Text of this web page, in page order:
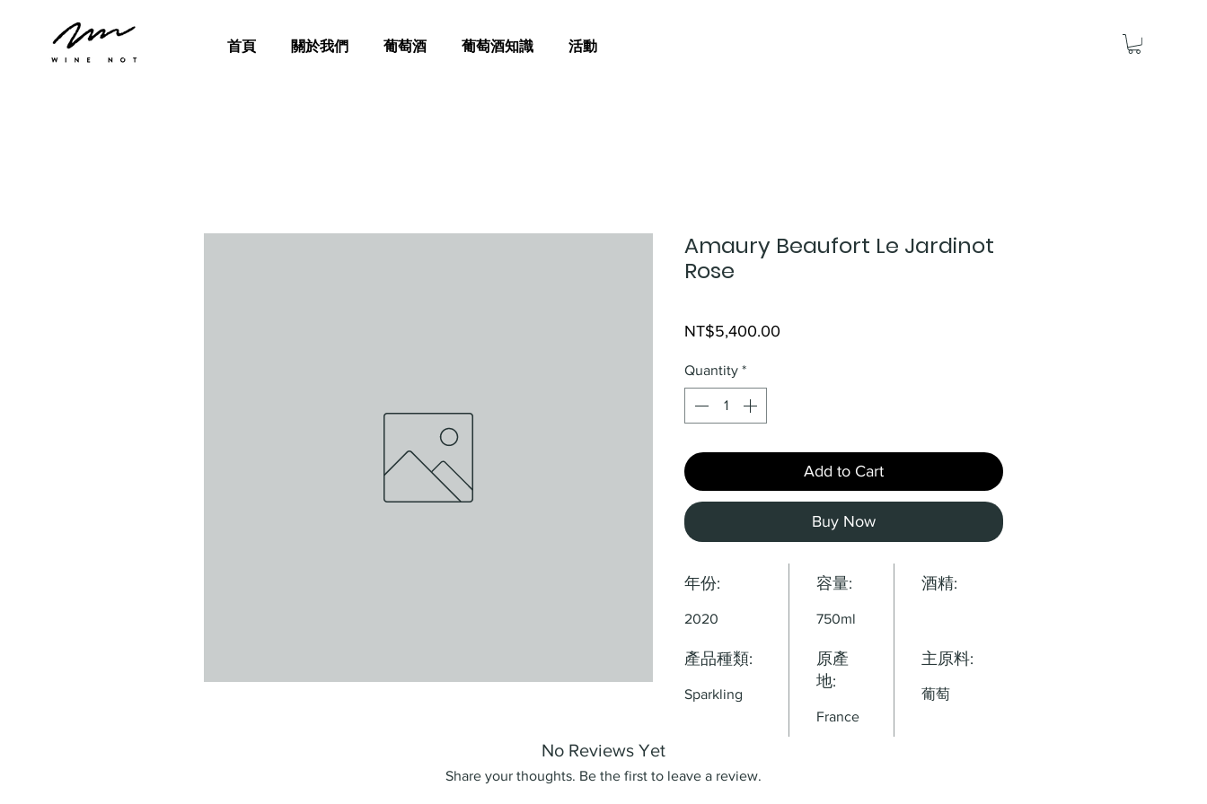
首頁 關於我們 葡萄酒 葡萄酒知識 活動
Amaury Beaufort Le Jardinot
Rose
NT$5,400.00
Quantity *
Add to Cart
Buy Now
年份:
2020
容量:
750ml
酒精:
產品種類:
Sparkling
原產
地:
France
主原料:
葡萄
No Reviews Yet
Share your thoughts. Be the first to leave a review.